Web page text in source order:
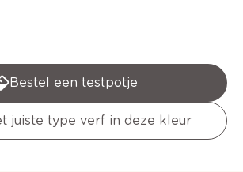
Bestel een testpotje
juiste type verf in deze kleur